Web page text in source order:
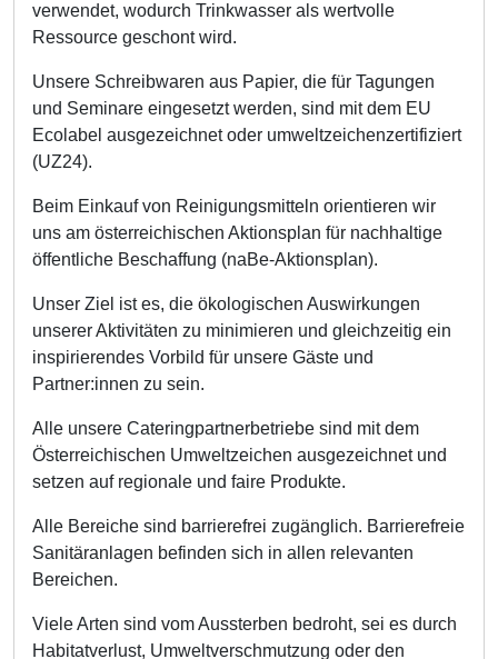
verwendet, wodurch Trinkwasser als wertvolle
Ressource geschont wird.
Unsere Schreibwaren aus Papier, die für Tagungen
und Seminare eingesetzt werden, sind mit dem EU
Ecolabel ausgezeichnet oder umweltzeichenzertifiziert
(UZ24).
Beim Einkauf von Reinigungsmitteln orientieren wir
uns am österreichischen Aktionsplan für nachhaltige
öffentliche Beschaffung (naBe-Aktionsplan).
Unser Ziel ist es, die ökologischen Auswirkungen
unserer Aktivitäten zu minimieren und gleichzeitig ein
inspirierendes Vorbild für unsere Gäste und
Partner:innen zu sein.
Alle unsere Cateringpartnerbetriebe sind mit dem
Österreichischen Umweltzeichen ausgezeichnet und
setzen auf regionale und faire Produkte.
Alle Bereiche sind barrierefrei zugänglich. Barrierefreie
Sanitäranlagen befinden sich in allen relevanten
Bereichen.
Viele Arten sind vom Aussterben bedroht, sei es durch
Habitatverlust, Umweltverschmutzung oder den